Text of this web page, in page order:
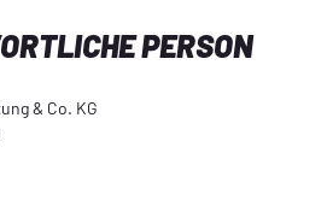
PERSON
& Co. KG